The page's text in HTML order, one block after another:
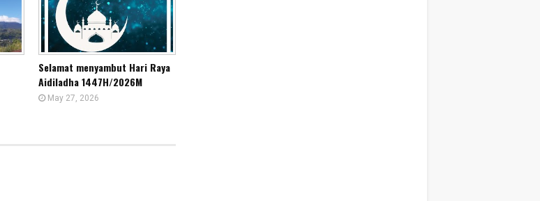
Selamat menyambut Hari Raya
Aidiladha 1447H/2026M
May 27, 2026